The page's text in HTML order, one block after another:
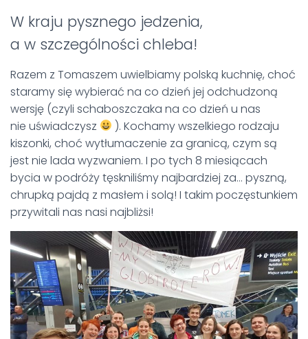
W kraju pysznego jedzenia,
a w szczególności chleba!
Razem z Tomaszem uwielbiamy polską kuchnię, choć
staramy się wybierać na co dzień jej odchudzoną
wersję (czyli schaboszczaka na co dzień u nas
nie uświadczysz
). Kochamy wszelkiego rodzaju
kiszonki, choć wytłumaczenie za granicą, czym są
jest nie lada wyzwaniem. I po tych 8 miesiącach
bycia w podróży tęskniliśmy najbardziej za… pyszną,
chrupką pajdą z masłem i solą! I takim poczęstunkiem
przywitali nas nasi najbliżsi!